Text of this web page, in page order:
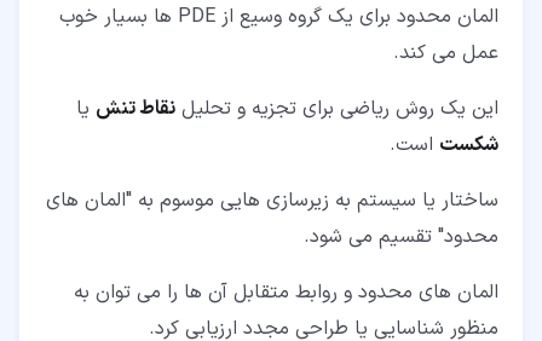
المان محدود برای یک گروه وسیع از PDE ها بسیار خوب
عمل می کند.
این یک روش ریاضی برای تجزیه و تحلیل نقاط تنش یا
شکست است.
ساختار یا سیستم به زیرسازی هایی موسوم به "المان های
محدود" تقسیم می شود.
المان های محدود و روابط متقابل آن ها را می توان به
منظور شناسایی یا طراحی مجدد ارزیابی کرد.